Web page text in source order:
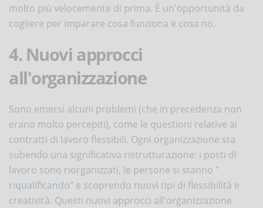
molto più velocemente di prima. È un'opportunità da
cogliere per imparare cosa funziona e cosa no.
4. Nuovi approcci
all'organizzazione
Sono emersi alcuni problemi (che in precedenza non
erano molto percepiti), come le questioni relative ai
contratti di lavoro flessibili. Ogni organizzazione sta
subendo una significativa ristrutturazione: i posti di
lavoro sono riorganizzati, le persone si stanno "
riqualificando" e scoprendo nuovi tipi di flessibilità e
creatività. Questi nuovi approcci all'organizzazione